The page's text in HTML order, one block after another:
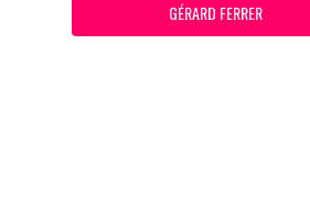
GÉRARD FERRER